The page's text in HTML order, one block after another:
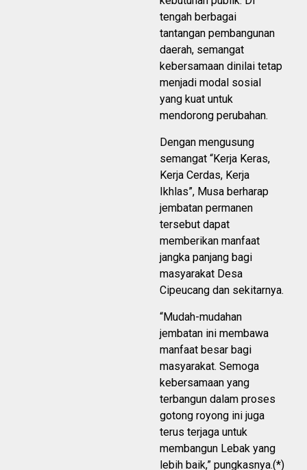
tengah berbagai
tantangan pembangunan
daerah, semangat
kebersamaan dinilai tetap
menjadi modal sosial
yang kuat untuk
mendorong perubahan.
Dengan mengusung
semangat “Kerja Keras,
Kerja Cerdas, Kerja
Ikhlas”, Musa berharap
jembatan permanen
tersebut dapat
memberikan manfaat
jangka panjang bagi
masyarakat Desa
Cipeucang dan sekitarnya.
“Mudah-mudahan
jembatan ini membawa
manfaat besar bagi
masyarakat. Semoga
kebersamaan yang
terbangun dalam proses
gotong royong ini juga
terus terjaga untuk
membangun Lebak yang
lebih baik,” pungkasnya.(*)